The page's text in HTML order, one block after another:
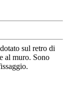
sul retro di
al muro. Sono